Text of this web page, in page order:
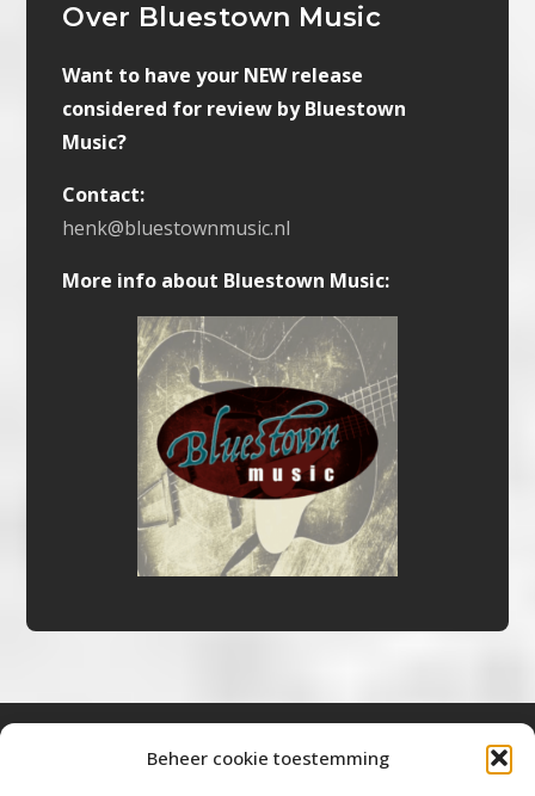
Beheer cookie toestemming
Over Bluestown Music
Want to have your NEW release
considered for review by Bluestown
Music?
Contact:
henk@bluestownmusic.nl
More info about Bluestown Music: